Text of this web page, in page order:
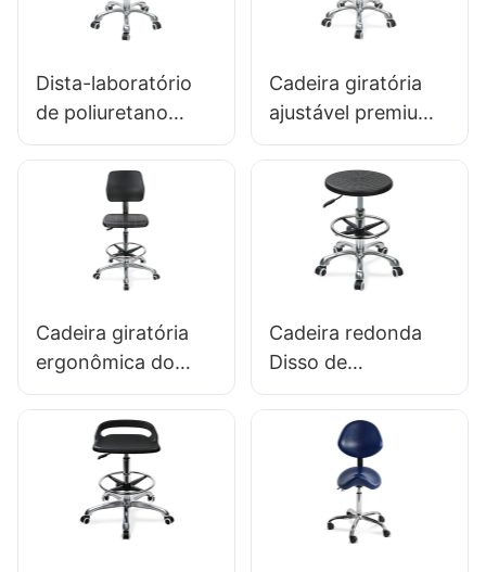
alumínio001
Dista-laboratório
de poliuretano
ajustável com anel
de pé cromado e IC
anti-estática da
base de pés de
alumínio010
Cadeira giratória
ajustável premium
com alça, assento
de espuma intergal
& PU REGO DE
PEDE ADEXIDADE
DE ALTULAÇÃO DO
LAB DESIL
Cadeira giratória
ergonômica do
IC006 com assento
de espuma intergal
de encosta & ESD
Science Lab Lab
Falt-Ajustable Foot
Ring & Base de 5
Cadeira redonda
Disso de
laboratório PU
durável IC013 com
altura de espuma
integral anel de pé
ajustável